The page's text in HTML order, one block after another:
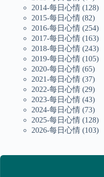
2014-每日心情 (128)
2015-每日心情 (82)
2016-每日心情 (254)
2017-每日心情 (163)
2018-每日心情 (243)
2019-每日心情 (105)
2020-每日心情 (65)
2021-每日心情 (37)
2022-每日心情 (29)
2023-每日心情 (43)
2024-每日心情 (73)
2025-每日心情 (128)
2026-每日心情 (103)